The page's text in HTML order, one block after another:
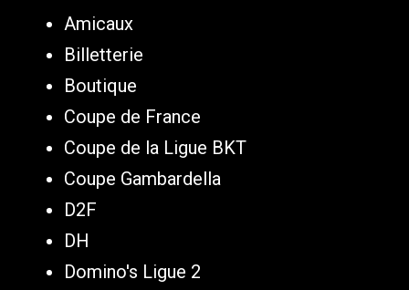
Amicaux
Billetterie
Boutique
Coupe de France
Coupe de la Ligue BKT
Coupe Gambardella
D2F
DH
Domino's Ligue 2